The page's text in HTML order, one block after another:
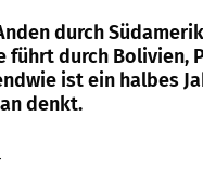
durch
führt durch Bolivien,
ist ein halbes
denkt.